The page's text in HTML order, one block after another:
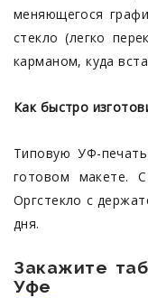
меняющегося
стекло (легко
карманом, куда
Как быстро
Типовую УФ-
готовом макете.
Оргстекло с
дня.
Закажите
Уфе